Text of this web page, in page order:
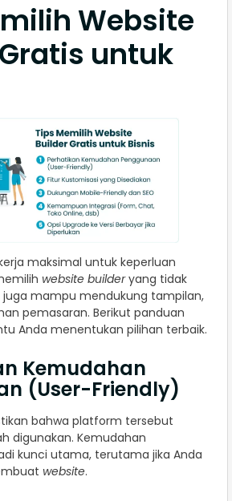
Website
untuk
maksimal untuk keperluan
website builderyang tidak
mampu mendukung tampilan,
pemasaran. Berikut panduan
Anda menentukan pilihan terbaik.
Kemudahan
(User-Friendly)
bahwa platform tersebut
digunakan. Kemudahan
kunci utama, terutama jika Anda
website.